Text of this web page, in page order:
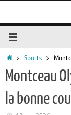
contenu
Accueil
Sports
Montceau
la bonne